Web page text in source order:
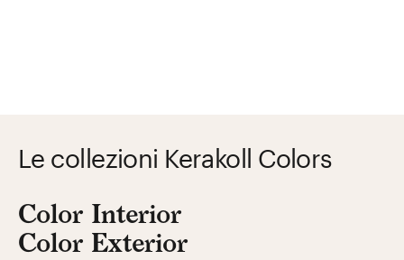
Le collezioni Kerakoll Colors
Color Interior
Color Exterior